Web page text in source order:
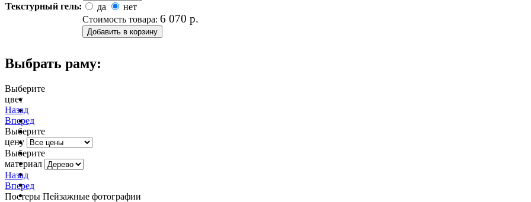
Текстурный гель:
да
нет
Стоимость товара: 6 070 р.
Выбрать раму:
Выберите
цвет
Назад
Вперед
Выберите
цену
Выберите
материал
Назад
Вперед
Постеры Пейзажные фотографии